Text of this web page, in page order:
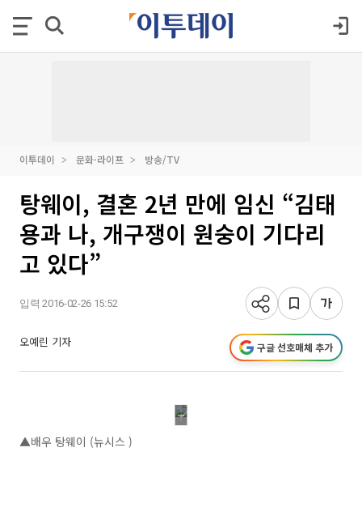
이투데이 문화·라이프 방송/TV
탕웨이, 결혼 2년 만에 임신 “김태
용과 나, 개구쟁이 원숭이 기다리
고 있다”
입력 2016-02-26 15:52
오예린 기자 구글 선호매체 추가
▲배우 탕웨이 (뉴시스 )